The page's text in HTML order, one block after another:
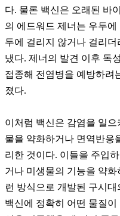
다. 물론 백신은 오래된 바
의 에드워드 제너는 우두
두에 걸리지 않거나 걸리
냈다. 제너의 발견 이후 독
접종해 전염병을 예방하려
졌다.
이처럼 백신은 감염을 일
물을 약화하거나 면역반응
리한 것이다. 이들을 주입
거나 미생물의 기능을 약화
런 방식으로 개발된 구시대
백신에 정확히 어떤 물질